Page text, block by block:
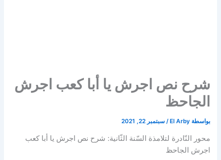
شرح نص اجرش يا أبا كعب اجرش
الجاحظ
بواسطة El Arby
/سبتمبر 22, 2021
محور النّادرة لتلامذة السّنة الثّانية: شرح نص اجرش يا أبا كعب
اجرش الجاحظ